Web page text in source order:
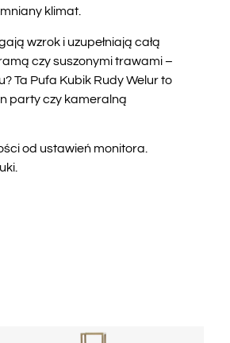
klimat.
wzrok i uzupełniają całą
czy suszonymi trawami –
Ta Pufa Kubik Rudy Welur to
party czy kameralną
od ustawień monitora.